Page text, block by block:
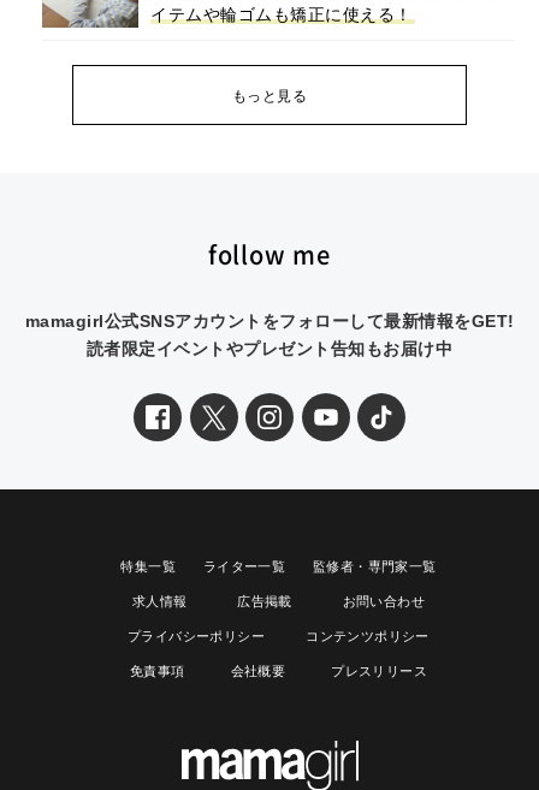
イテムや輪ゴムも矯正に使える！
もっと見る
follow me
mamagirl公式SNSアカウントをフォローして最新情報をGET!
読者限定イベントやプレゼント告知もお届け中
特集一覧 ライター一覧 監修者・専門家一覧
求人情報 広告掲載 お問い合わせ
プライバシーポリシー コンテンツポリシー
免責事項 会社概要 プレスリリース